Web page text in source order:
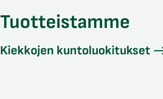
Tuotteistamme
Kiekkojen kuntoluokitukset